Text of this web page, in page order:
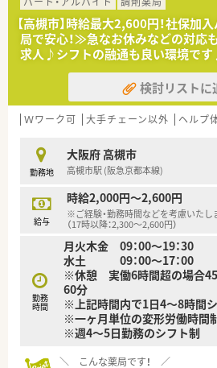
おり、地域医療に深く貢献しながら
す。
【想定される業務内容】
■大病院やクリニックから届く総合
な調剤作業をはじめ、見落としのな
す。
■1,500品目以上の豊富な医薬品や
■施設在宅におけるお薬の一包化調
服薬フォローアップまでをチームで
【職場環境と雰囲気】
■明るく清潔感溢れる店内が自慢で
剤室も整理整頓されているため非常
■病院との信頼関係が非常に良好な
の際にもスムーズに連絡をとり合っ
■女性の活躍推進に優れた企業とし
し」の最高位認定を受けており、女
【高槻市】時給最大2,600円！社保
局で安心！≫急なお休みなどの対応
求人♪シフトの融通も良い環境で
検討リストに
Ｗワーク可 大手チェーン以外 ヘルプ
勤務地
大阪府 高槻市
高槻市駅 (阪急京都本線)
給与
時給2,000円～2,600円
※ご経験・勤務時間などを考慮いたし
（17時以降：2,300～2,600円）
勤務
時間
月火木金 09：00～19：30
水土 09：00～17：00
※休憩 実働6時間超の場合45
60分
※上記時間内で1日4～8時間
※一ヶ月単位の変形労働時間
※週4～5日勤務のシフト制
＼ こんな薬局です！ ／